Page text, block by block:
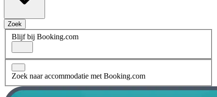
Zoek
Blijf bij Booking.com
Zoek naar accommodatie met Booking.com